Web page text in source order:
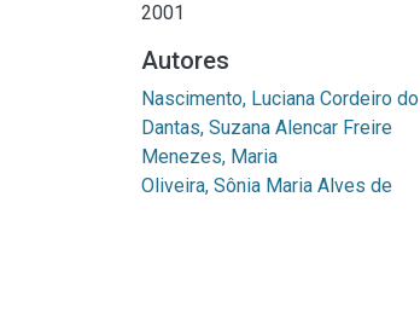
2001
Autores
Nascimento, Luciana Cordeiro do
Dantas, Suzana Alencar Freire
Menezes, Maria
Oliveira, Sônia Maria Alves de